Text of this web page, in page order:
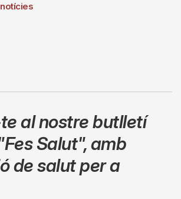
al nostre butlletí
Salut",amb
de salut per a